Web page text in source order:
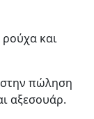
και
στην πώληση
αξεσουάρ.